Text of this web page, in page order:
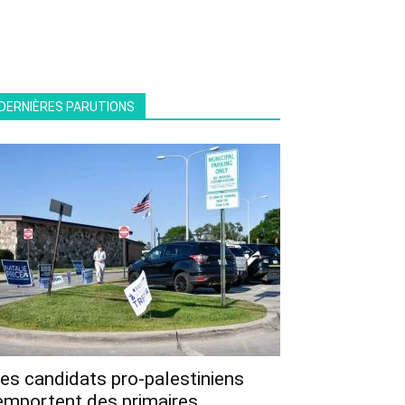
PARUTIONS
candidats pro-palestiniens